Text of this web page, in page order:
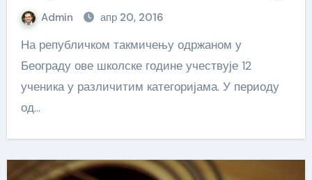
Admin апр 20, 2016
На републичком такмичењу одржаном у
Београду ове школске године учествује 12
ученика у различитим категоријама. У периоду
од…